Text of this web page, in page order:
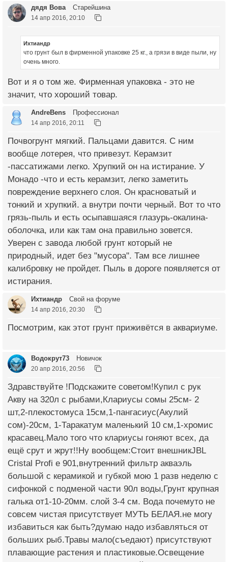
дядя Вова Старейшина
14 апр 2016, 20:10
Ихтиандр
что грунт был в фирменной упаковке 25 кг., а грязи в виде пыли, ну
очень много.
Вот и я о том же. Фирменная упаковка - это не
значит, что хороший товар.
AndreBens Профессионал
14 апр 2016, 20:11
Почвогрунт мягкий. Пальцами давится. С ним
вообще лотерея, что привезут. Керамзит
-пассатижами легко. Хрупкий он на истирание. У
Монадо -что и есть керамзит, легко заметить
повреждение верхнего слоя. Он красноватый и
тонкий и хрупкий. а внутри почти черный. Вот то что
грязь-пыль и есть осыпавшаяся глазурь-окалина-
оболочка, или как там она правильно зовется.
Уверен с завода любой грунт который не
природный, идет без "мусора". Там все лишнее
калибровку не пройдет. Пыль в дороге появляется от
истирания.
Ихтиандр Свой на форуме
14 апр 2016, 20:30
Посмотрим, как этот грунт приживётся в аквариуме.
Водокрут73 Новичок
20 апр 2016, 20:56
Здравствуйте !Подскажите советом!Купил с рук
Акву на 320л с рыбами,Клариусы сомы 25см- 2
шт,2-плекостомуса 15см,1-пангасиус(Акулий
сом)-20см, 1-Таракатум маленький 10 см,1-хромис
красавец.Мало того что клариусы гоняют всех, да
ещё срут и жрут!!Ну вообщем:Стоит внешникJBL
Cristal Profi e 901,внутренний фильтр акваэль
большой с керамикой и губкой мою 1 разв неделю с
сифонкой с подменой части 90л воды,Грунт крупная
галька от1-10-20мм. слой 3-4 см. Вода почемуто не
совсем чистая присутствует МУТЬ БЕЛАЯ.не могу
избавиться как быть?думаю надо избавляться от
больших рыб.Травы мало(съедают) присутствуют
плавающие растения и пластиковые.Освещение